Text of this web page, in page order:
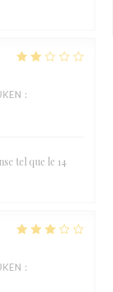
:
tel que le 14
: